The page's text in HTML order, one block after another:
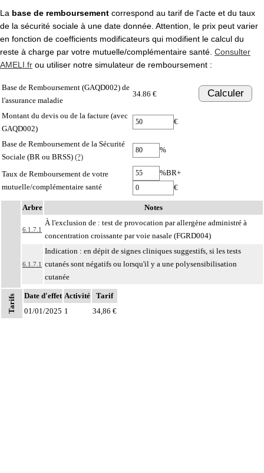
La base de remboursement correspond au tarif de l'acte et du taux
de la sécurité sociale à une date donnée. Attention, le prix peut varier
en fonction de coefficients modificateurs qui modifient le calcul du
reste à charge par votre mutuelle/complémentaire santé. Consulter
AMELI.fr ou utiliser notre simulateur de remboursement :
Base de Remboursement (GAQD002) de
l'assurance maladie
34.86 € Calculer
Montant du devis ou de la facture (avec
GAQD002)
€
Base de Remboursement de la Sécurité
Sociale (BR ou BRSS) (?)
%
Taux de Remboursement de votre
mutuelle/complémentaire santé
%BR+
€
Arbre Notes
6.1.7.1
À l'exclusion de : test de provocation par allergène administré à
concentration croissante par voie nasale (FGRD004)
6.1.7.1
Indication : en dépit de signes cliniques suggestifs, si les tests
cutanés sont négatifs ou lorsqu'il y a une polysensibilisation
cutanée
6
Par thoracotomie, on entend : tout abord de la cavité thoracique - sternotomie,
thoracotomie latérale, thoracotomie postérieure -.
Tarifs Date d'effet Activité
Tarif
01/01/2025 1 34,86 €